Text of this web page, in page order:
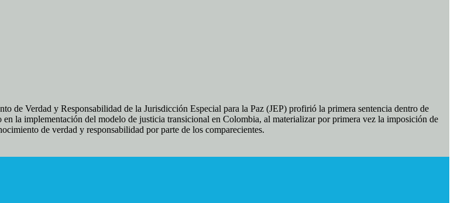
de Verdad y Responsabilidad de la Jurisdicción Especial para la Paz (JEP) profirió la primera sentencia dentro de
la implementación del modelo de justicia transicional en Colombia, al materializar por primera vez la imposición de
de verdad y responsabilidad por parte de los comparecientes.